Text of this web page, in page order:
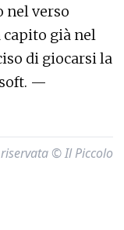
nel verso
già nel
di giocarsi la
—
© Il Piccolo